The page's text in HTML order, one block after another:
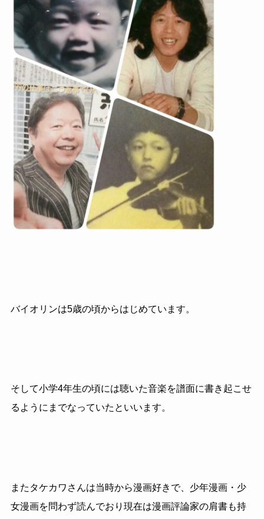
バイオリンは5歳の頃からはじめています。
そして小学4年生の頃には聴いた音楽を譜面に書き起こせ
るようにまでなっていたといいます。
またタケカワさんは当時から漫画好きで、少年漫画・少
女漫画を問わず読んでおり現在は漫画評論家の肩書も持